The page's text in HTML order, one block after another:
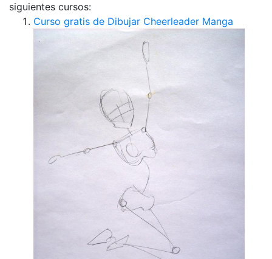
siguientes cursos:
Curso gratis de Dibujar Cheerleader Manga